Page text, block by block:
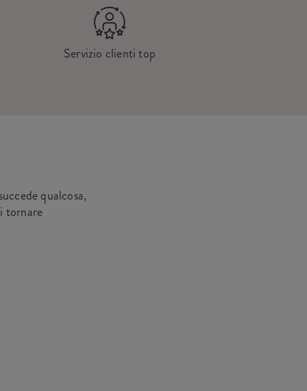
Servizio clienti top
qualcosa,
tornare